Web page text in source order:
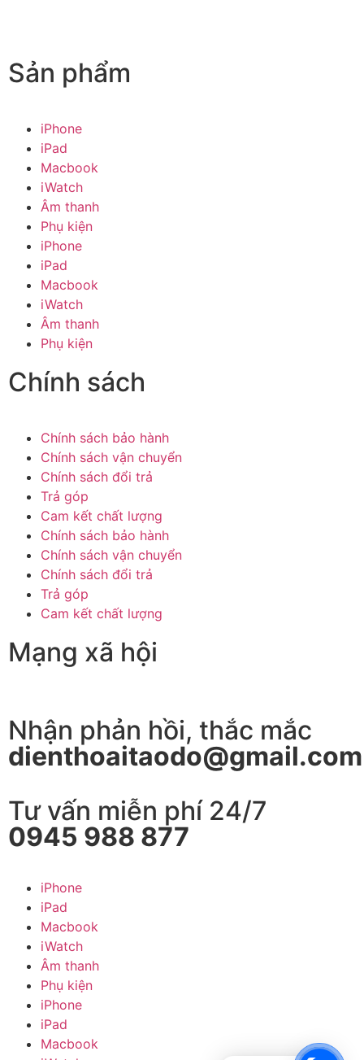
Sản phẩm
iPhone
iPad
Macbook
iWatch
Âm thanh
Phụ kiện
iPhone
iPad
Macbook
iWatch
Âm thanh
Phụ kiện
Chính sách
Chính sách bảo hành
Chính sách vận chuyển
Chính sách đổi trả
Trả góp
Cam kết chất lượng
Chính sách bảo hành
Chính sách vận chuyển
Chính sách đổi trả
Trả góp
Cam kết chất lượng
Mạng xã hội
Nhận phản hồi, thắc mắc
dienthoaitaodo@gmail.com
Tư vấn miễn phí 24/7
0945 988 877
iPhone
iPad
Macbook
iWatch
Âm thanh
Phụ kiện
iPhone
iPad
Macbook